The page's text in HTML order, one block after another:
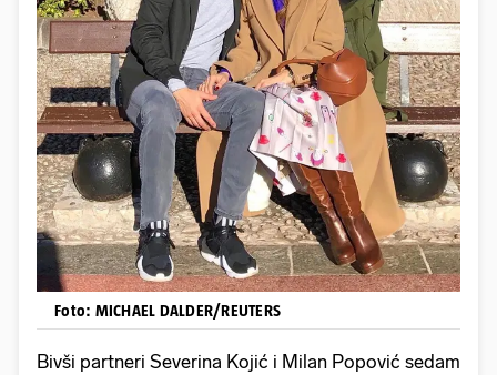
Foto: MICHAEL DALDER/REUTERS
Bivši partneri Severina Kojić i Milan Popović sedam